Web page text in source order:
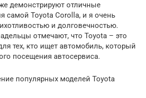
демонстрируют отличные
самой Toyota Corolla, и я очень
и долговечностью.
отмечают, что Toyota – это
тех, кто ищет автомобиль, который
посещения автосервиса.
популярных моделей Toyota